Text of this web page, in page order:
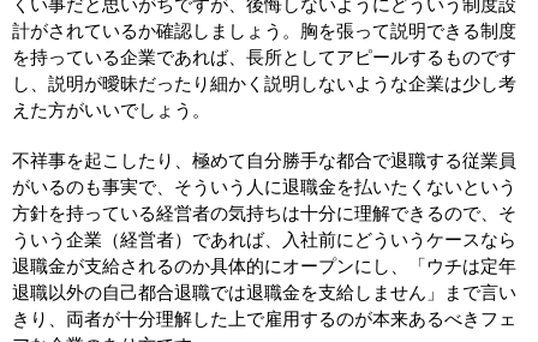
くい事だと思いがちですが、後悔しないようにどういう制度設
計がされているか確認しましょう。 胸を張って説明できる制度
を持っている企業であれば、長所としてアピールするものです
し、説明が曖昧だったり細かく説明しないような企業は少し考
えた方がいいでしょう。
不祥事を起こしたり、極めて自分勝手な都合で退職する従業員
がいるのも事実で、そういう人に退職金を払いたくないという
方針を持っている経営者の気持ちは十分に理解できるので、そ
ういう企業（経営者）であれば、入社前にどういうケースなら
退職金が支給されるのか具体的にオープンにし、「ウチは定年
退職以外の自己都合退職では退職金を支給しません」まで言い
きり、両者が十分理解した上で雇用するのが本来あるべきフェ